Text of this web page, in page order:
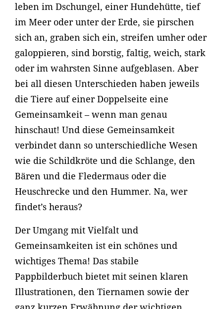
leben im Dschungel, einer Hundehütte, tief
im Meer oder unter der Erde, sie pirschen
sich an, graben sich ein, streifen umher oder
galoppieren, sind borstig, faltig, weich, stark
oder im wahrsten Sinne aufgeblasen. Aber
bei all diesen Unterschieden haben jeweils
die Tiere auf einer Doppelseite eine
Gemeinsamkeit – wenn man genau
hinschaut! Und diese Gemeinsamkeit
verbindet dann so unterschiedliche Wesen
wie die Schildkröte und die Schlange, den
Bären und die Fledermaus oder die
Heuschrecke und den Hummer. Na, wer
findet’s heraus?
Der Umgang mit Vielfalt und
Gemeinsamkeiten ist ein schönes und
wichtiges Thema! Das stabile
Pappbilderbuch bietet mit seinen klaren
Illustrationen, den Tiernamen sowie der